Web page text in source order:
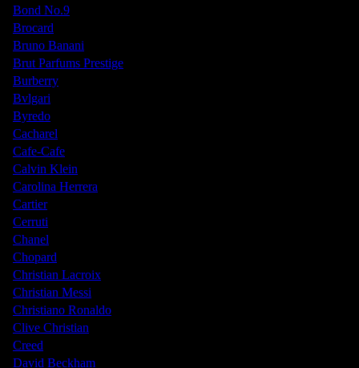
Bond No.9
Brocard
Bruno Banani
Brut Parfums Prestige
Burberry
Bvlgari
Byredo
Cacharel
Cafe-Cafe
Calvin Klein
Carolina Herrera
Cartier
Cerruti
Chanel
Chopard
Christian Lacroix
Christian Messi
Christiano Ronaldo
Clive Christian
Creed
David Beckham